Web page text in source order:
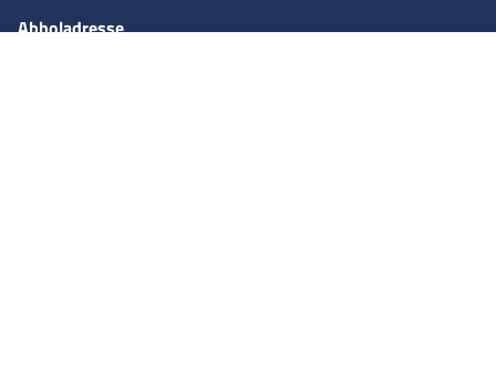
Abholadresse